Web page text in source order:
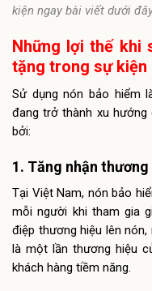
kiện ngay bài viết dưới
Những lợi thế khi
tặng trong sự kiện
Sử dụng nón bảo hiểm
đang trở thành xu hướng
bởi:
1. Tăng nhận
Tại Việt Nam, nón bảo
mỗi người khi tham gia
điệp thương hiệu lên
là một lần thương hiệu
khách hàng tiềm năng.